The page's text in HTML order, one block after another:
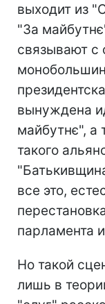
выходит из
"За
связывают с
вынуждена
майбутнє", а
такого
все это,
парламента
Но такой
лишь в